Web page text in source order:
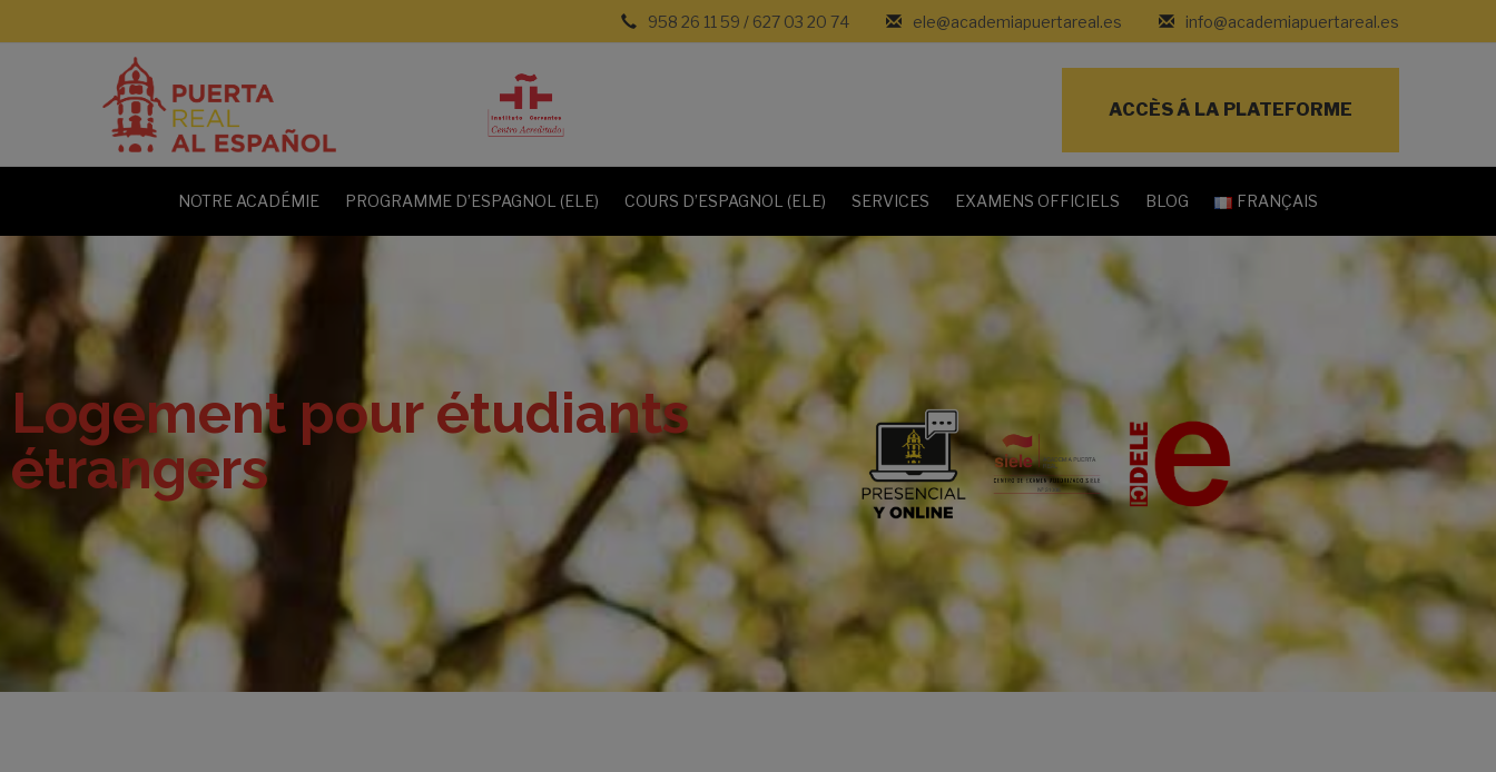
info@academiapuertareal.es
ele@academiapuertareal.es
958 26 11 59 / 627 03 20 74
ACCÈS Á LA PLATEFORME
NOTRE ACADÉMIE PROGRAMME D’ESPAGNOL (ELE) COURS D’ESPAGNOL (ELE) SERVICES EXAMENS OFFICIELS BLOG FRANÇAIS
Logement pour étudiants
étrangers